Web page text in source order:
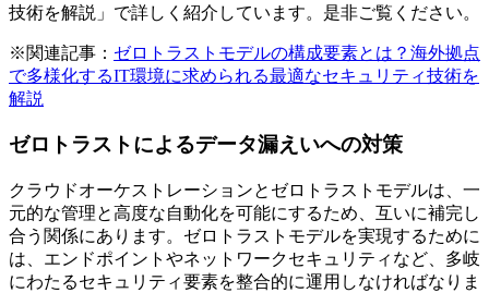
技術を解説」で詳しく紹介しています。是非ご覧ください。
※関連記事： ゼロトラストモデルの構成要素とは？海外拠点
で多様化するIT環境に求められる最適なセキュリティ技術を
解説
ゼロトラストによるデータ漏えいへの対策
クラウドオーケストレーションとゼロトラストモデルは、一
元的な管理と高度な自動化を可能にするため、互いに補完し
合う関係にあります。ゼロトラストモデルを実現するために
は、エンドポイントやネットワークセキュリティなど、多岐
にわたるセキュリティ要素を整合的に運用しなければなりま